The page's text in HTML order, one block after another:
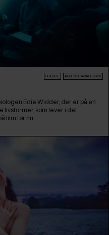
SCIENCE AUDIENCE AWARD 2026
Edie Widder, der er på en
livsformer, som lever i det
film før nu.